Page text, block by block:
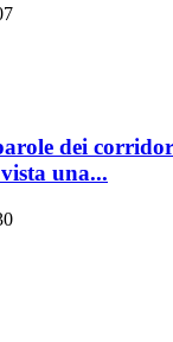
dei
una...